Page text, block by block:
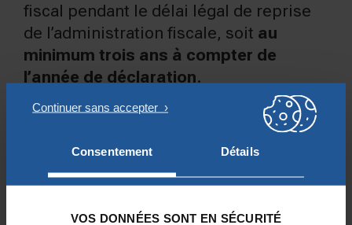
Consentement Détails
VOS DONNÉES SONT EN SÉCURITÉ
fiscal pendant le délai légal de reprise
de l’administration fiscale, soit au
minimum trois ans à compter de
l’année de déclaration.
En pratique, une conservation plus
RISQUES EN CAS